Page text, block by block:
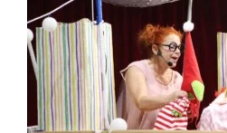
CONTACTO